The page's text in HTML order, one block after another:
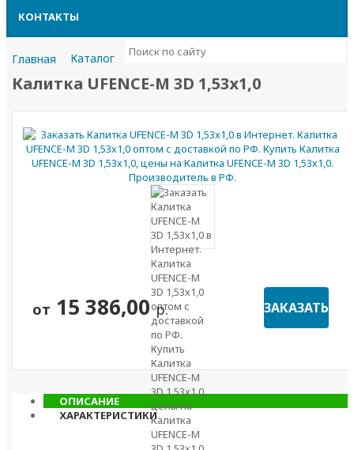
КОНТАКТЫ
Главная Каталог Калитки Калитки UFENCE-M
Калитка UFENCE-M 3D 1,53х1,0
от 15 386,00р. ЗАКАЗАТЬ
ОПИСАНИЕ
ХАРАКТЕРИСТИКИ